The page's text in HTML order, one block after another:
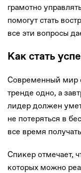
грамотно
помогут стать
все эти вопросы
Как стать
Современный мир
тренде одно, а
лидер должен
не потеряться в
все время
Спикер отмечает,
которых можно